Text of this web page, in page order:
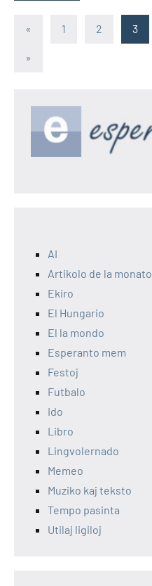
Paĝnumerado
por
« Antaŭa1 2 3
Sekva
»
AI
Artikolo de la monato
Ekiro
El Hungario
El la mondo
Esperanto mem
Festoj
Futbalo
Ido
Libro
Lingvolernado
Memeo
Muziko kaj teksto
Tempo pasinta
Utilaj ligiloj